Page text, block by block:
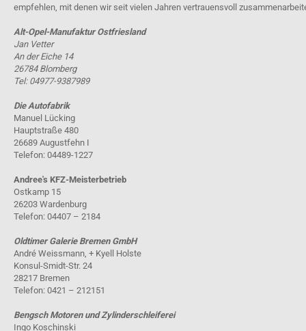
empfehlen, mit denen wir seit vielen Jahren vertrauensvoll
Alt-Opel-Manufaktur Ostfriesland
Jan Vetter
An der Eiche 14
26784 Blomberg
Tel: 04977-9387989
Die Autofabrik
Manuel Lücking
Hauptstraße 480
26689 Augustfehn I
Telefon: 04489-1227
Andree's KFZ-Meisterbetrieb
Ostkamp 15
26203 Wardenburg
Telefon: 04407 – 2184
Oldtimer Galerie Bremen GmbH
André Weissmann, + Kyell Holste
Konsul-Smidt-Str. 24
28217 Bremen
Telefon: 0421 – 212151
Bengsch Motoren und Zylinderschleiferei
Ingo Koschinski